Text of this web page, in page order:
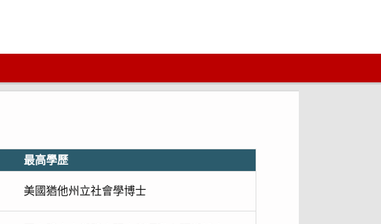
最高學歷
美國猶他州立社會學博士